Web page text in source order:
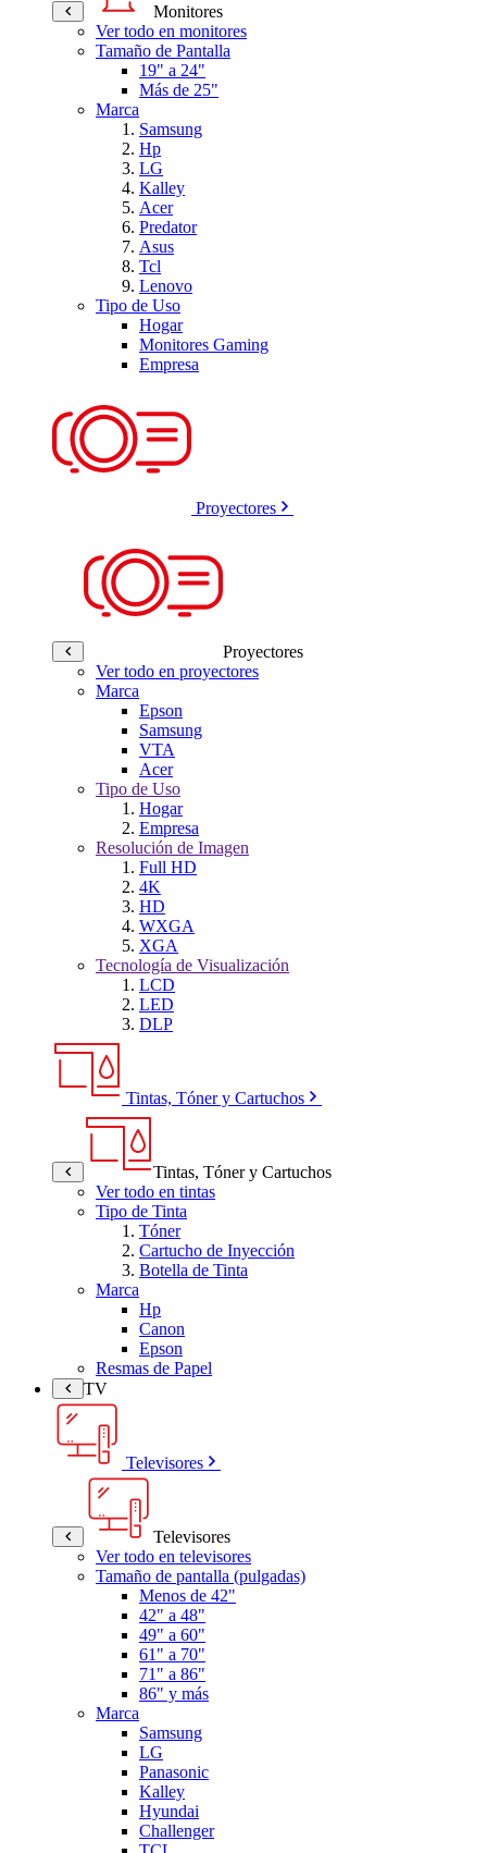
Monitores
Ver todo en monitores
Tamaño de Pantalla
19" a 24"
Más de 25"
Marca
Samsung
Hp
LG
Kalley
Acer
Predator
Asus
Tcl
Lenovo
Tipo de Uso
Hogar
Monitores Gaming
Empresa
Proyectores
Proyectores
Ver todo en proyectores
Marca
Epson
Samsung
VTA
Acer
Tipo de Uso
Hogar
Empresa
Resolución de Imagen
Full HD
4K
HD
WXGA
XGA
Tecnología de Visualización
LCD
LED
DLP
Tintas, Tóner y Cartuchos
Tintas, Tóner y Cartuchos
Ver todo en tintas
Tipo de Tinta
Tóner
Cartucho de Inyección
Botella de Tinta
Marca
Hp
Canon
Epson
Resmas de Papel
TV
Televisores
Televisores
Ver todo en televisores
Tamaño de pantalla (pulgadas)
Menos de 42"
42" a 48"
49" a 60"
61" a 70"
71" a 86"
86" y más
Marca
Samsung
LG
Panasonic
Kalley
Hyundai
Challenger